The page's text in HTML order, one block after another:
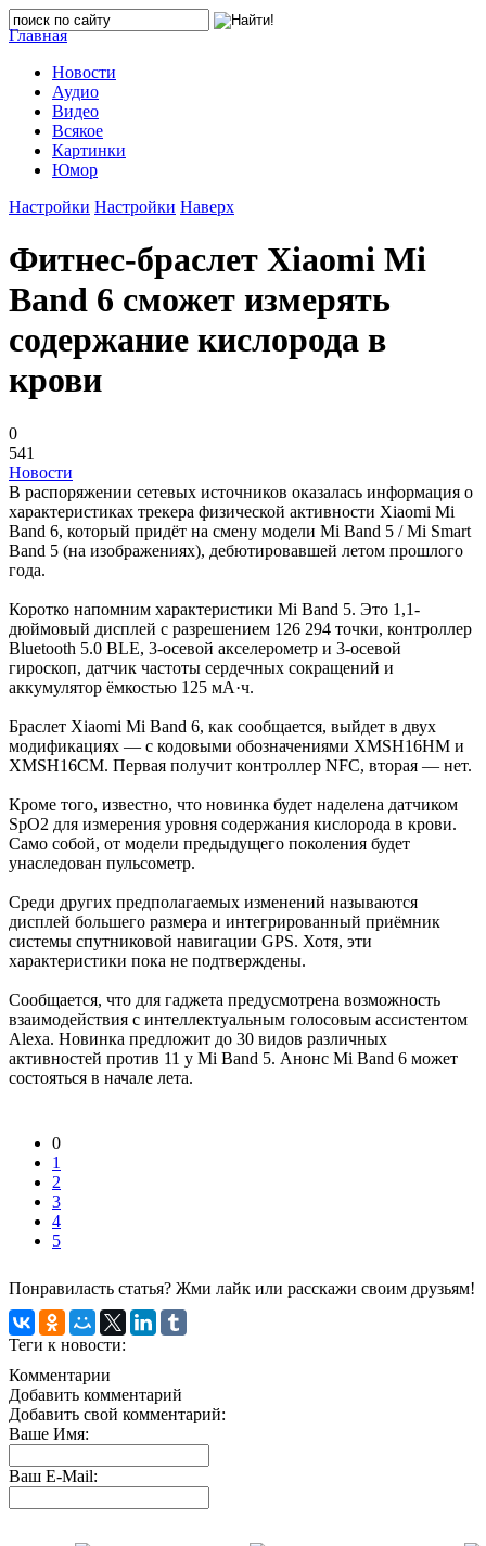
Главная
Новости
Аудио
Видео
Всякое
Картинки
Юмор
Настройки Настройки Наверх
Фитнес-браслет Xiaomi Mi
Band 6 сможет измерять
содержание кислорода в
крови
0
541
Новости
В распоряжении сетевых источников оказалась информация о
характеристиках трекера физической активности Xiaomi Mi
Band 6, который придёт на смену модели Mi Band 5 / Mi Smart
Band 5 (на изображениях), дебютировавшей летом прошлого
года.
Коротко напомним характеристики Mi Band 5. Это 1,1-
дюймовый дисплей с разрешением 126 294 точки, контроллер
Bluetooth 5.0 BLE, 3-осевой акселерометр и 3-осевой
гироскоп, датчик частоты сердечных сокращений и
аккумулятор ёмкостью 125 мА·ч.
Браслет Xiaomi Mi Band 6, как сообщается, выйдет в двух
модификациях — с кодовыми обозначениями XMSH16HM и
XMSH16СM. Первая получит контроллер NFC, вторая — нет.
Кроме того, известно, что новинка будет наделена датчиком
SpO2 для измерения уровня содержания кислорода в крови.
Само собой, от модели предыдущего поколения будет
унаследован пульсометр.
Среди других предполагаемых изменений называются
дисплей большего размера и интегрированный приёмник
системы спутниковой навигации GPS. Хотя, эти
характеристики пока не подтверждены.
Сообщается, что для гаджета предусмотрена возможность
взаимодействия с интеллектуальным голосовым ассистентом
Alexa. Новинка предложит до 30 видов различных
активностей против 11 у Mi Band 5. Анонс Mi Band 6 может
состояться в начале лета.
0
1
2
3
4
5
Понравиласть статья? Жми лайк или расскажи своим друзьям!
Теги к новости:
Комментарии
Добавить комментарий
Добавить свой комментарий:
Ваше Имя:
Ваш E-Mail: